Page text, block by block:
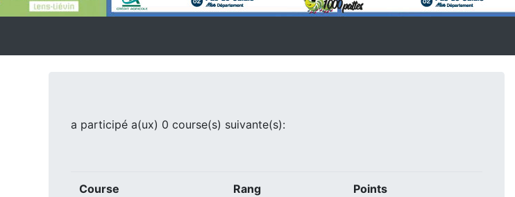
a participé a(ux) 0 course(s) suivante(s):
Course Rang Points